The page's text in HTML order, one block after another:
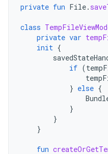
private fun File.
class
private var
init {
if (
} else {
}
}
}
fun